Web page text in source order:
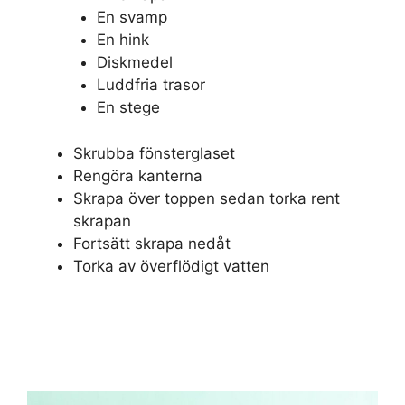
En svamp
En hink
Diskmedel
Luddfria trasor
En stege
Skrubba fönsterglaset
Rengöra kanterna
Skrapa över toppen sedan torka rent
skrapan
Fortsätt skrapa nedåt
Torka av överflödigt vatten